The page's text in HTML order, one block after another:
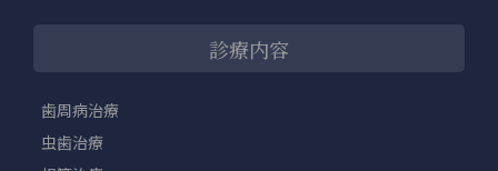
診療内容
歯周病治療
虫歯治療